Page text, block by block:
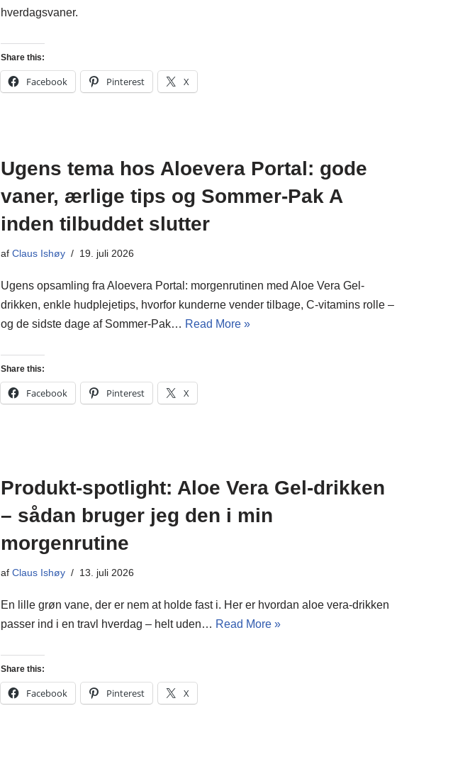
hverdagsvaner.
Share this:
Facebook Pinterest X
Ugens tema hos Aloevera Portal: gode
vaner, ærlige tips og Sommer-Pak A
inden tilbuddet slutter
af Claus Ishøy 19. juli 2026
Ugens opsamling fra Aloevera Portal: morgenrutinen med Aloe Vera Gel-
drikken, enkle hudplejetips, hvorfor kunderne vender tilbage, C-vitamins rolle –
og de sidste dage af Sommer-Pak… Read More »
Share this:
Facebook Pinterest X
Produkt-spotlight: Aloe Vera Gel-drikken
– sådan bruger jeg den i min
morgenrutine
af Claus Ishøy 13. juli 2026
En lille grøn vane, der er nem at holde fast i. Her er hvordan aloe vera-drikken
passer ind i en travl hverdag – helt uden… Read More »
Share this:
Facebook Pinterest X